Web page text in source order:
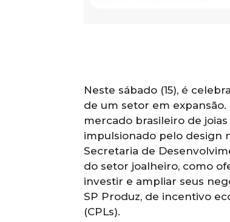
Neste sábado (15), é
de um setor em
mercado brasileiro de
impulsionado pelo design
Secretaria de
do setor joalheiro, como
investir e ampliar seus
SP Produz, de incentivo
(CPLs).